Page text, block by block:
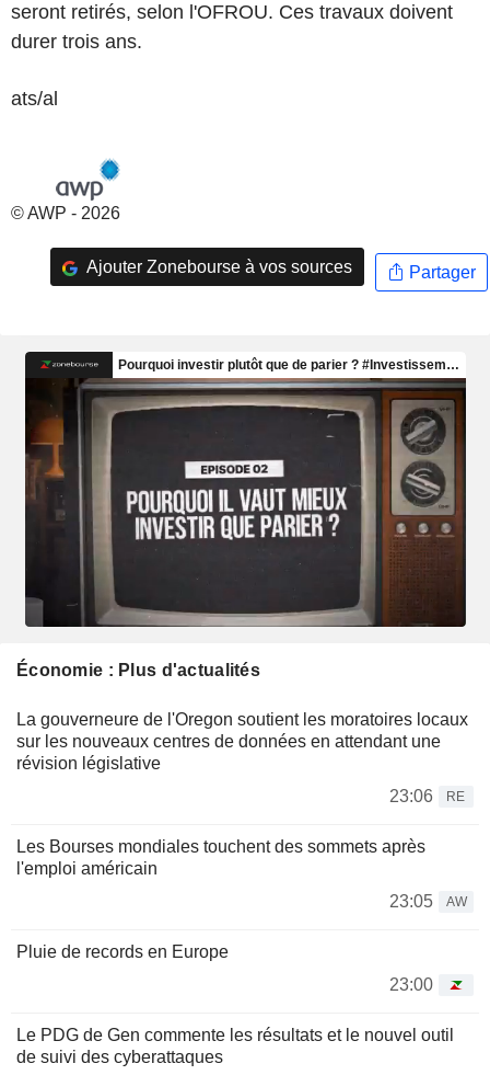
seront retirés, selon l'OFROU. Ces travaux doivent
durer trois ans.
ats/al
© AWP - 2026
Ajouter Zonebourse à vos sources Partager
Économie : Plus d'actualités
La gouverneure de l'Oregon soutient les moratoires locaux
sur les nouveaux centres de données en attendant une
révision législative
23:06
RE
Les Bourses mondiales touchent des sommets après
l'emploi américain
23:05
AW
Pluie de records en Europe
23:00
Le PDG de Gen commente les résultats et le nouvel outil
de suivi des cyberattaques